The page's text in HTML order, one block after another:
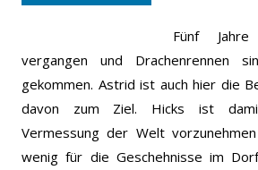
Fünf
vergangen und Drachenrennen
gekommen. Astrid ist auch hier die
davon zum Ziel. Hicks ist
Vermessung der Welt
wenig für die Geschehnisse im